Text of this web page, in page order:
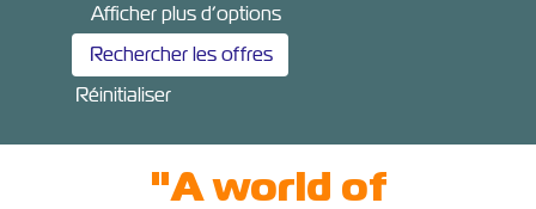
Afficher plus d’options
Réinitialiser
"A world of